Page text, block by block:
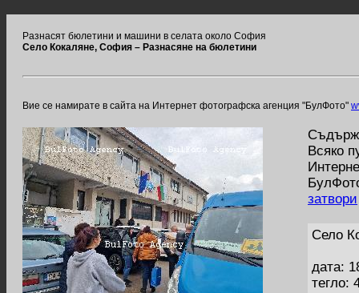
Разнасят бюлетини и машини в селата около София
Село Кокаляне, София – Разнасяне на бюлетини
Вие се намирате в сайта на Интернет фотографска агенция "БулФото"
Всяко
затвори
Село
дата:
тегло: